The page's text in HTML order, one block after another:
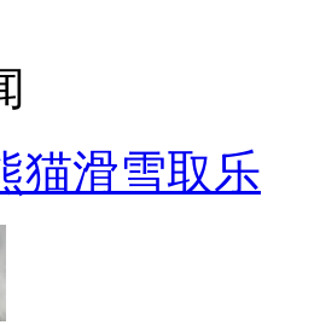
猫滑雪取乐